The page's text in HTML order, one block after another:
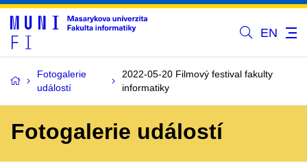
EN
Fotogalerie
událostí
2022-05-20 Filmový festival fakulty
informatiky
Fotogalerie událostí